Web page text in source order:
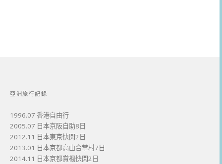
亞洲旅行記錄
1996.07 香港自由行
2005.07 日本京阪自助8日
2012.11 日本東京快閃2日
2013.01 日本京都高山合掌村7日
2014.11 日本京都賞楓快閃2日